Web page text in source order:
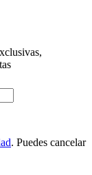
. Puedes cancelar